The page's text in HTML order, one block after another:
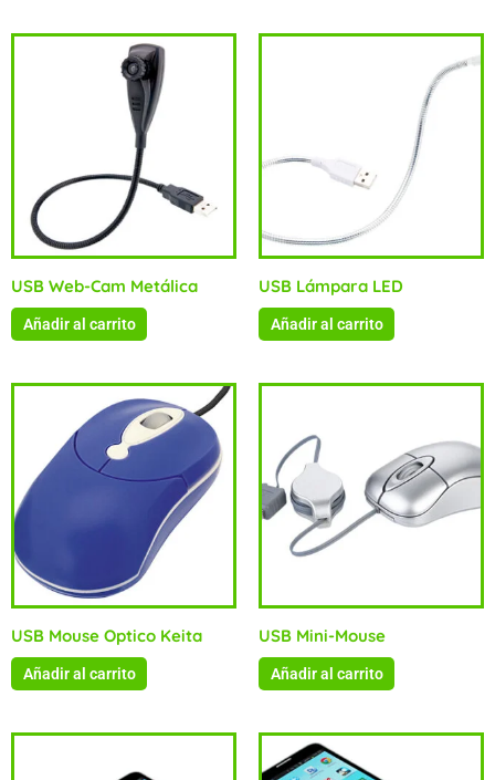
USB Web-Cam Metálica
Añadir al carrito
USB Lámpara LED
Añadir al carrito
USB Mouse Optico Keita
Añadir al carrito
USB Mini-Mouse
Añadir al carrito